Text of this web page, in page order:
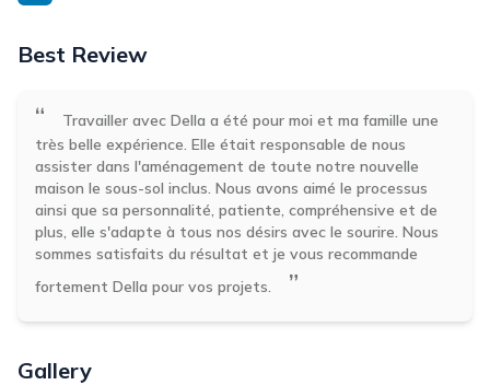
Best Review
“
Travailler avec Della a été pour moi et ma famille une
très belle expérience. Elle était responsable de nous
assister dans l'aménagement de toute notre nouvelle
maison le sous-sol inclus. Nous avons aimé le processus
ainsi que sa personnalité, patiente, compréhensive et de
plus, elle s'adapte à tous nos désirs avec le sourire. Nous
sommes satisfaits du résultat et je vous recommande
fortement Della pour vos projets.
”
Gallery